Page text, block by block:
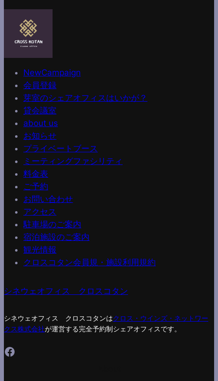
NewCampaign
会員登録
芽室のシェアオフィスはいかが？
貸会議室
about us
お知らせ
プライベートブース
ミーティングファシリティ
料金表
ご予約
お問い合わせ
アクセス
駐車場のご案内
宿泊施設のご案内
観光情報
クロスコタン会員規・施設利用規約
シネウェオフィス クロスコタン
シネウェオフィス クロスコタンはクロス・ウインズ・ネットワー
クス株式会社が運営する完全予約制シェアオフィスです。
Facebook